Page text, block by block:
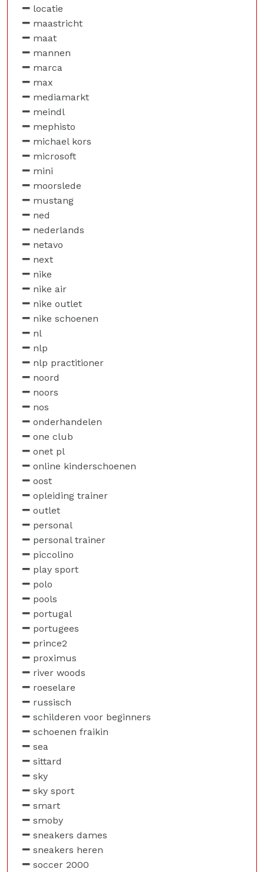
locatie
maastricht
maat
mannen
marca
max
mediamarkt
meindl
mephisto
michael kors
microsoft
mini
moorslede
mustang
ned
nederlands
netavo
next
nike
nike air
nike outlet
nike schoenen
nl
nlp
nlp practitioner
noord
noors
nos
onderhandelen
one club
onet pl
online kinderschoenen
oost
opleiding trainer
outlet
personal
personal trainer
piccolino
play sport
polo
pools
portugal
portugees
prince2
proximus
river woods
roeselare
russisch
schilderen voor beginners
schoenen fraikin
sea
sittard
sky
sky sport
smart
smoby
sneakers dames
sneakers heren
soccer 2000